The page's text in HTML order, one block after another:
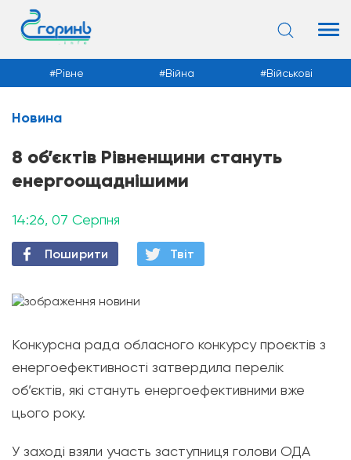
Новини
Рівне Війна Військові
Новина
8 об’єктів Рівненщини стануть
енергоощаднішими
14:26, 07 Серпня
Поширити Твiт
Конкурсна рада обласного конкурсу проєктів з
енергоефективності затвердила перелік
об’єктів, які стануть енергоефективними вже
цього року.
У заході взяли участь заступниця голови ОДА